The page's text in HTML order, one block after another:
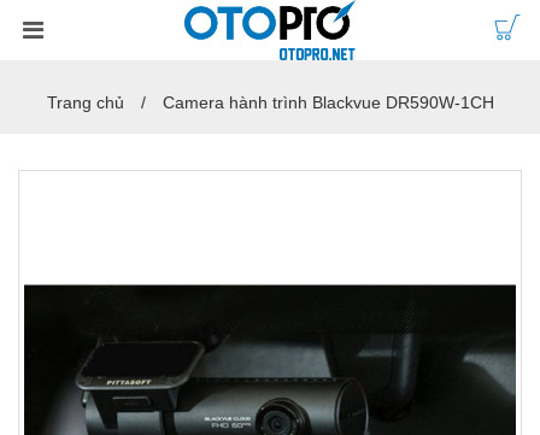
Trang chủ Camera hành trình Blackvue DR590W-1CH